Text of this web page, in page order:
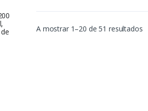
A mostrar 1–20 de 51 resultados